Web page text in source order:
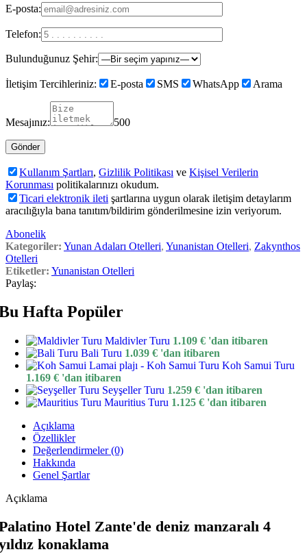
E-posta:
Telefon:
Bulunduğunuz Şehir:
İletişim Tercihleriniz: E-posta SMS WhatsApp Arama
Mesajınız: 500
Kullanım Şartları, Gizlilik Politikası ve Kişisel Verilerin
Korunması politikalarınızı okudum.
Ticari elektronik ileti şartlarına uygun olarak iletişim detaylarım
aracılığıyla bana tanıtım/bildirim gönderilmesine izin veriyorum.
Abonelik
Kategoriler: Yunan Adaları Otelleri, Yunanistan Otelleri, Zakynthos
Otelleri
Etiketler: Yunanistan Otelleri
Paylaş:
Hafta Popüler
Maldivler Turu 1.109 € 'dan itibaren
Bali Turu 1.039 € 'dan itibaren
Koh Samui Turu
1.169 € 'dan itibaren
Seyşeller Turu 1.259 € 'dan itibaren
Mauritius Turu 1.125 € 'dan itibaren
Açıklama
Özellikler
Değerlendirmeler (0)
Hakkında
Genel Şartlar
Açıklama
Hotel Zante'de deniz manzaralı 4
konaklama